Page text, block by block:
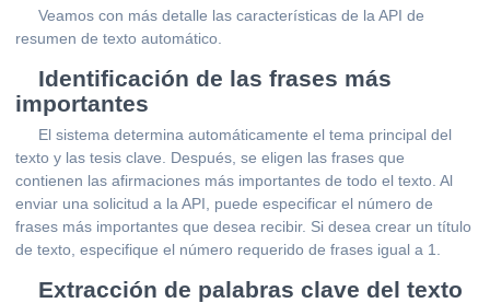
Veamos con más detalle las características de la API de
resumen de texto automático.
Identificación de las frases más
importantes
El sistema determina automáticamente el tema principal del
texto y las tesis clave. Después, se eligen las frases que
contienen las afirmaciones más importantes de todo el texto. Al
enviar una solicitud a la API, puede especificar el número de
frases más importantes que desea recibir. Si desea crear un título
de texto, especifique el número requerido de frases igual a 1.
Extracción de palabras clave del texto